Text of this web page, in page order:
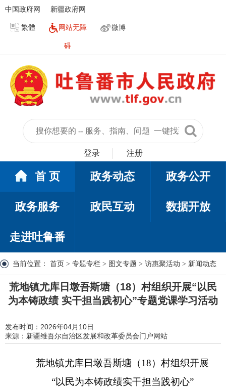
中国政府网 新疆政府网
繁體 网站无障
碍
微博
登录 注册
首 页 政务动态 政务公开
政务服务 政民互动 数据开放
走进吐鲁番
当前位置： 首页 > 专题专栏 > 图文专题 > 访惠聚活动 > 新闻动态
荒地镇尤库日墩吾斯塘（18）村组织开展“以民
为本铸政绩 实干担当践初心”专题党课学习活动
发布时间：2026年04月10日
来源：新疆维吾尔自治区发展和改革委员会门户网站
荒地镇尤库日墩吾斯塘（18）村组织开展
“以民为本铸政绩实干担当践初心”